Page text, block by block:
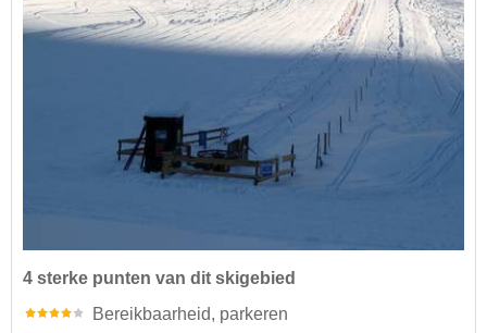
4 sterke punten van dit skigebied
Bereikbaarheid, parkeren